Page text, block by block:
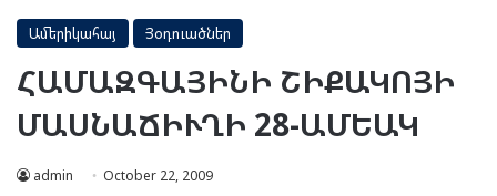
Ամերիկահայ Յօդուածներ
ՀԱՄԱԶԳԱՅԻՆԻ ՇԻՔԱԿՈՅԻ
ՄԱՍՆԱՃԻՒՂԻ 28-ԱՄԵԱԿ
admin
October 22, 2009